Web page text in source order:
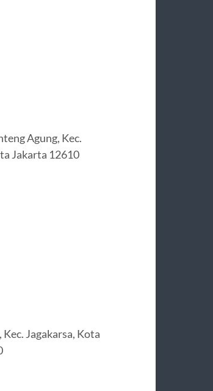
Agung, Kec.
Jakarta 12610
Jagakarsa, Kota